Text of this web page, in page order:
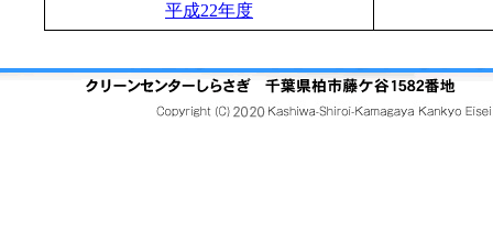
平成22年度